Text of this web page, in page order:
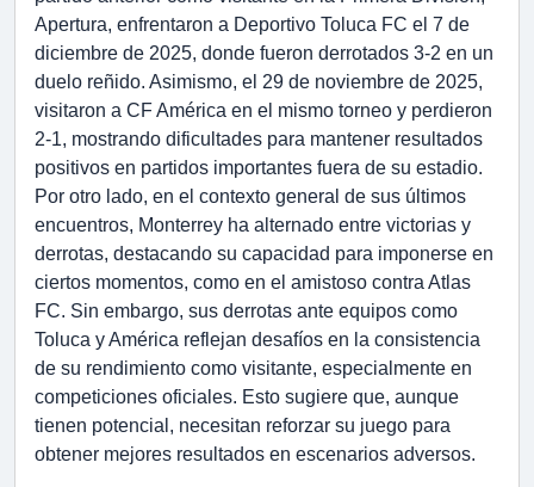
Apertura, enfrentaron a Deportivo Toluca FC el 7 de
diciembre de 2025, donde fueron derrotados 3-2 en un
duelo reñido. Asimismo, el 29 de noviembre de 2025,
visitaron a CF América en el mismo torneo y perdieron
2-1, mostrando dificultades para mantener resultados
positivos en partidos importantes fuera de su estadio.
Por otro lado, en el contexto general de sus últimos
encuentros, Monterrey ha alternado entre victorias y
derrotas, destacando su capacidad para imponerse en
ciertos momentos, como en el amistoso contra Atlas
FC. Sin embargo, sus derrotas ante equipos como
Toluca y América reflejan desafíos en la consistencia
de su rendimiento como visitante, especialmente en
competiciones oficiales. Esto sugiere que, aunque
tienen potencial, necesitan reforzar su juego para
obtener mejores resultados en escenarios adversos.